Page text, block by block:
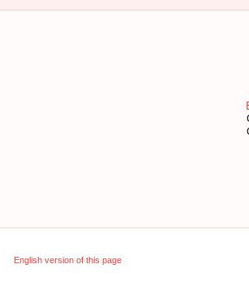
English version of this page